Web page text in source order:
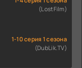
(LostFilm)
1-10 серия 1 сезона
(DubLik.TV)